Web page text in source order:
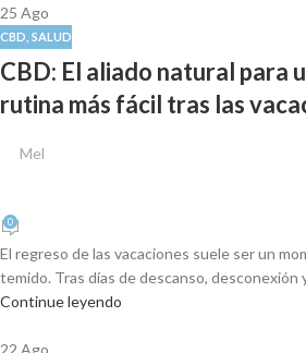
25 Ago
CBD SALUD
CBD: El aliado natural para
rutina más fácil tras las
Mel
0
El regreso de las vacaciones suele ser un
temido. Tras días de descanso, desconexión
Continue leyendo
22 Ago